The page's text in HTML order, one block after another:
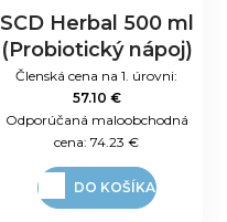
SCD Herbal 500 ml
(Probiotický nápoj)
Členská cena na 1. úrovni:
57.10 €
Odporúčaná maloobchodná
cena:74.23 €
DO KOŠÍKA